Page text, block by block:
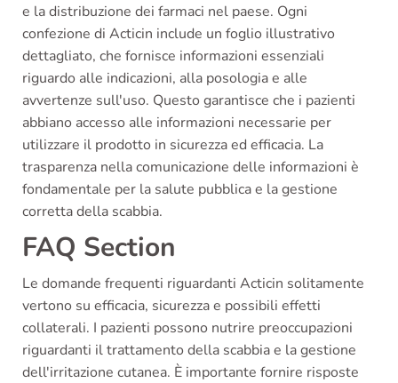
e la distribuzione dei farmaci nel paese. Ogni
confezione di Acticin include un foglio illustrativo
dettagliato, che fornisce informazioni essenziali
riguardo alle indicazioni, alla posologia e alle
avvertenze sull'uso. Questo garantisce che i pazienti
abbiano accesso alle informazioni necessarie per
utilizzare il prodotto in sicurezza ed efficacia. La
trasparenza nella comunicazione delle informazioni è
fondamentale per la salute pubblica e la gestione
corretta della scabbia.
FAQ Section
Le domande frequenti riguardanti Acticin solitamente
vertono su efficacia, sicurezza e possibili effetti
collaterali. I pazienti possono nutrire preoccupazioni
riguardanti il trattamento della scabbia e la gestione
dell'irritazione cutanea. È importante fornire risposte